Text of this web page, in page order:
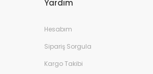
Yardım
Hesabım
Sipariş Sorgula
Kargo Takibi